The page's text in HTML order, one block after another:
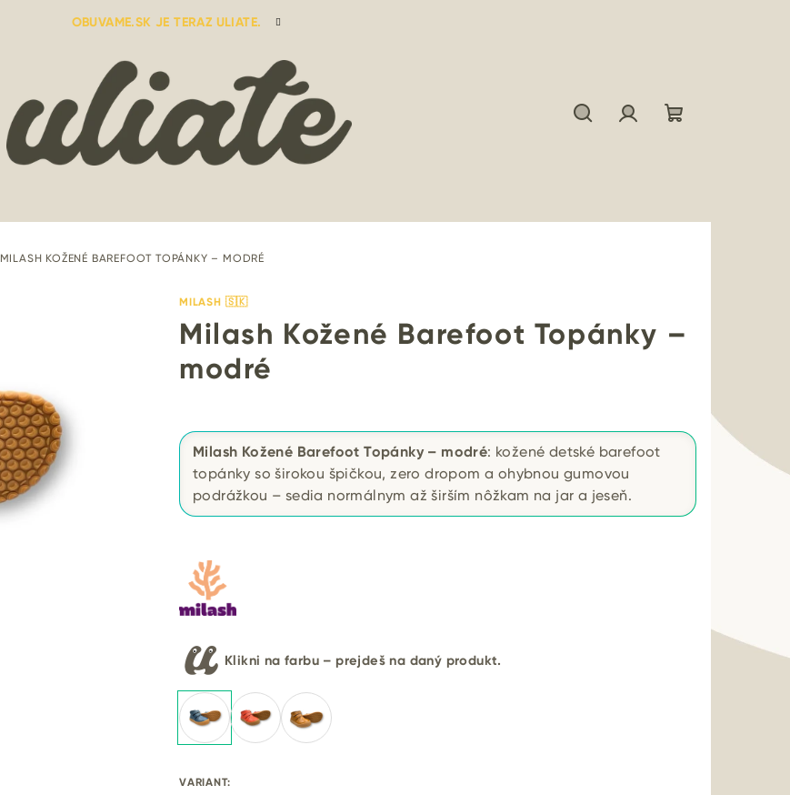
OBUVAME.SK JE TERAZ ULIATE.
MILASH KOŽENÉ BAREFOOT TOPÁNKY – MODRÉ
MILASH 🇸🇰
Milash Kožené Barefoot Topánky –
modré
Milash Kožené Barefoot Topánky – modré: kožené detské barefoot
topánky so širokou špičkou, zero dropom a ohybnou gumovou
podrážkou – sedia normálnym až širším nôžkam na jar a jeseň.
Klikni na farbu – prejdeš na daný produkt.
VARIANT: